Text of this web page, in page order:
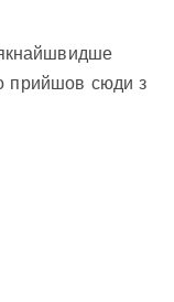
прийшов сюди з